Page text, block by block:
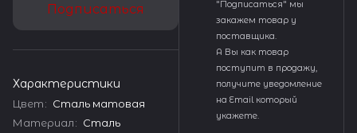
Подписаться
Характеристики
Цвет: Сталь матовая
Материал: Сталь
"Подписаться" мы
закажем товар у
поставщика.
А Вы как товар
поступит в продажу,
получите уведомление
на Email который
укажете.